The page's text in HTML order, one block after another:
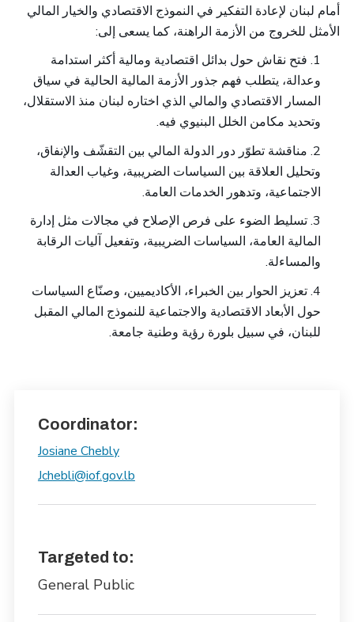
أمام لبنان لإعادة التفكير في النموذج الاقتصادي والخيار المالي
الأمثل للخروج من الأزمة الراهنة، كما يسعى إلى:
1. فتح نقاش حول بدائل اقتصادية ومالية أكثر استدامة
وعدالة، يتطلب فهم جذور الأزمة المالية الحالية في سياق
المسار الاقتصادي والمالي الذي اختاره لبنان منذ الاستقلال،
وتحديد مكامن الخلل البنيوي فيه.
2. مناقشة تطوّر دور الدولة المالي بين التقشّف والإنفاق،
وتحليل العلاقة بين السياسات الضريبية، وغياب العدالة
الاجتماعية، وتدهور الخدمات العامة.
3. تسليط الضوء على فرص الإصلاح في مجالات مثل إدارة
المالية العامة، السياسات الضريبية، وتفعيل آليات الرقابة
والمساءلة.
4. تعزيز الحوار بين الخبراء، الأكاديميين، وصنّاع السياسات
حول الأبعاد الاقتصادية والاجتماعية للنموذج المالي المقبل
للبنان، في سبيل بلورة رؤية وطنية جامعة.
Coordinator:
Josiane Chebly
Jchebli@iof.gov.lb
Targeted to:
General Public